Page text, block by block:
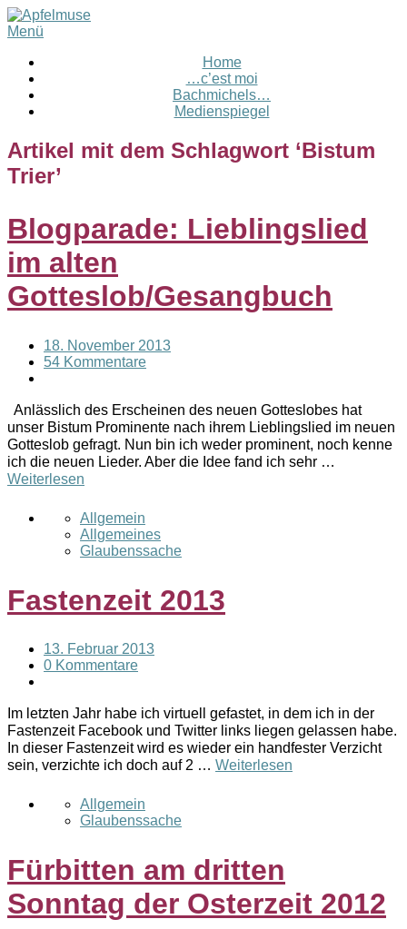
Menü
Home
…c’est moi
Bachmichels…
Medienspiegel
Artikel mit dem Schlagwort ‘Bistum
Trier’
Blogparade: Lieblingslied
im alten
Gotteslob/Gesangbuch
18. November 2013
54 Kommentare
Anlässlich des Erscheinen des neuen Gotteslobes hat
unser Bistum Prominente nach ihrem Lieblingslied im neuen
Gotteslob gefragt. Nun bin ich weder prominent, noch kenne
ich die neuen Lieder. Aber die Idee fand ich sehr …
Weiterlesen
Allgemein
Allgemeines
Glaubenssache
Fastenzeit 2013
13. Februar 2013
0 Kommentare
Im letzten Jahr habe ich virtuell gefastet, in dem ich in der
Fastenzeit Facebook und Twitter links liegen gelassen habe.
In dieser Fastenzeit wird es wieder ein handfester Verzicht
sein, verzichte ich doch auf 2 … Weiterlesen
Allgemein
Glaubenssache
Fürbitten am dritten
Sonntag der Osterzeit 2012